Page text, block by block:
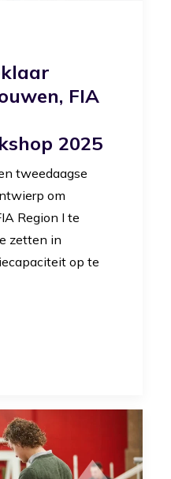
FIA
2025
tweedaagse
om
Region I te
zetten in
op te